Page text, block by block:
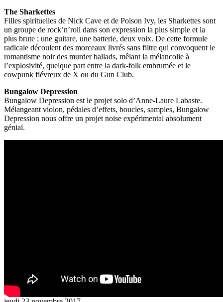
The Sharkettes
Filles spirituelles de Nick Cave et de Poison Ivy, les Sharkettes sont
un groupe de rock’n’roll dans son expression la plus simple et la
plus brute ; une guitare, une batterie, deux voix. De cette formule
radicale découlent des morceaux livrés sans filtre qui convoquent le
romantisme noir des murder ballads, mêlant la mélancolie à
l’explosivité, quelque part entre la dark-folk embrumée et le
cowpunk fiévreux de X ou du Gun Club.
Bungalow Depression
Bungalow Depression est le projet solo d’Anne-Laure Labaste.
Mélangeant violon, pédales d’effets, boucles, samples, Bungalow
Depression nous offre un projet noise expérimental absolument
génial.